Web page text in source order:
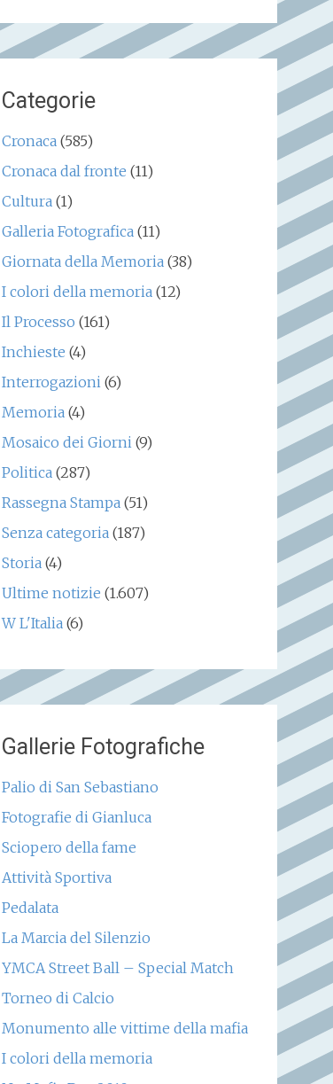
Categorie
Cronaca(585)
Cronaca dal fronte (11)
Cultura(1)
Galleria Fotografica(11)
Giornata della Memoria(38)
I colori della memoria(12)
Il Processo (161)
Inchieste (4)
Interrogazioni(6)
Memoria(4)
Mosaico dei Giorni(9)
Politica(287)
Rassegna Stampa(51)
Senza categoria(187)
Storia(4)
Ultime notizie (1.607)
W L'Italia(6)
Gallerie Fotografiche
Palio di San Sebastiano
Fotografie di Gianluca
Sciopero della fame
Attività Sportiva
Pedalata
La Marcia del Silenzio
YMCA Street Ball – Special Match
Torneo di Calcio
Monumento alle vittime della mafia
I colori della memoria